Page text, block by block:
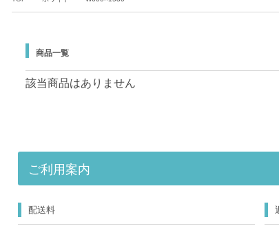
商品一覧
該当商品はありません
ご利用案内
配送料